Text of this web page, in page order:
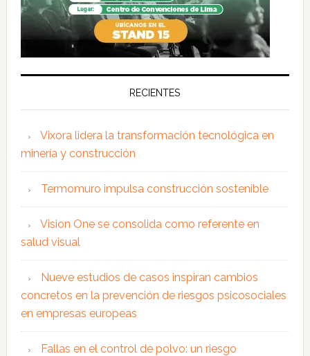
RECIENTES
Vixora lidera la transformación tecnológica en
minería y construcción
Termomuro impulsa construcción sostenible
Vision One se consolida como referente en
salud visual
Nueve estudios de casos inspiran cambios
concretos en la prevención de riesgos psicosociales
en empresas europeas
Fallas en el control de polvo: un riesgo